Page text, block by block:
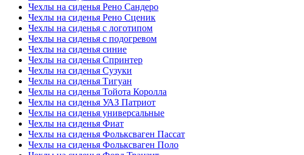
Чехлы на сиденья Рено Сандеро
Чехлы на сиденья Рено Сценик
Чехлы на сиденья с логотипом
Чехлы на сиденья с подогревом
Чехлы на сиденья синие
Чехлы на сиденья Спринтер
Чехлы на сиденья Сузуки
Чехлы на сиденья Тигуан
Чехлы на сиденья Тойота Королла
Чехлы на сиденья УАЗ Патриот
Чехлы на сиденья универсальные
Чехлы на сиденья Фиат
Чехлы на сиденья Фольксваген Пассат
Чехлы на сиденья Фольксваген Поло